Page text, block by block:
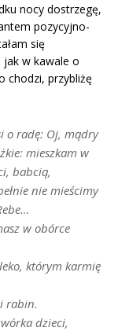
nocy dostrzegę,
pozycyjno-
się
jak w kawale o
chodzi, przybliżę
o radę: Oj, mądry
mieszkam w
babcią,
nie mieścimy
w obórce
którym karmię
rabin.
dzieci,